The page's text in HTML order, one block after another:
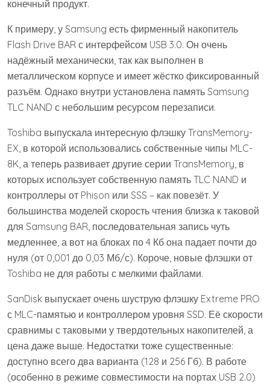
конечный продукт.
К примеру, у Samsung есть фирменный накопитель
Flash Drive BAR с интерфейсом USB 3.0. Он очень
надёжный механически, так как выполнен в
металлическом корпусе и имеет жёстко фиксированный
разъём. Однако внутри установлена память Samsung
TLC NAND с небольшим ресурсом перезаписи.
Toshiba выпускала интересную флэшку TransMemory-
EX, в которой использовались собственные чипы MLC-
8K, а теперь развивает другие серии TransMemory, в
которых использует собственную память TLC NAND и
контроллеры от Phison или SSS – как повезёт. У
большинства моделей скорость чтения близка к таковой
для Samsung BAR, последовательная запись чуть
медленнее, а вот на блоках по 4 Кб она падает почти до
нуля (от 0,001 до 0,03 Мб/с). Короче, новые флэшки от
Toshiba не для работы с мелкими файлами.
SanDisk выпускает очень шуструю флэшку Extreme PRO
с MLC-памятью и контроллером уровня SSD. Её скорости
сравнимы с таковыми у твердотельных накопителей, а
цена даже выше. Недостатки тоже существенные:
доступно всего два варианта (128 и 256 Гб). В работе
(особенно в режиме совместимости на портах USB 2.0)